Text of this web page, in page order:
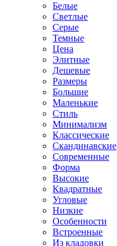
Белые
Светлые
Серые
Темные
Цена
Элитные
Дешевые
Размеры
Большие
Маленькие
Стиль
Минимализм
Классические
Скандинавские
Современные
Форма
Высокие
Квадратные
Угловые
Низкие
Особенности
Встроенные
Из кладовки